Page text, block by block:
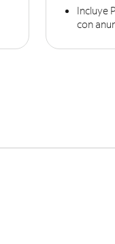
Incluye
con